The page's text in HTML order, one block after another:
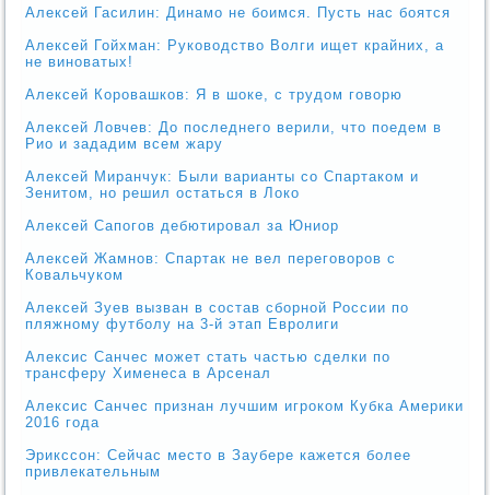
Алексей Гасилин: Динамо не боимся. Пусть нас боятся
Алексей Гойхман: Руководство Волги ищет крайних, а
не виноватых!
Алексей Коровашков: Я в шоке, с трудом говорю
Алексей Ловчев: До последнего верили, что поедем в
Рио и зададим всем жару
Алексей Миранчук: Были варианты со Спартаком и
Зенитом, но решил остаться в Локо
Алексей Сапогов дебютировал за Юниор
Алексей Жамнов: Спартак не вел переговоров с
Ковальчуком
Алексей Зуев вызван в состав сборной России по
пляжному футболу на 3-й этап Евролиги
Алексис Санчес может стать частью сделки по
трансферу Хименеса в Арсенал
Алексис Санчес признан лучшим игроком Кубка Америки
2016 года
Эрикссон: Сейчас место в Заубере кажется более
привлекательным